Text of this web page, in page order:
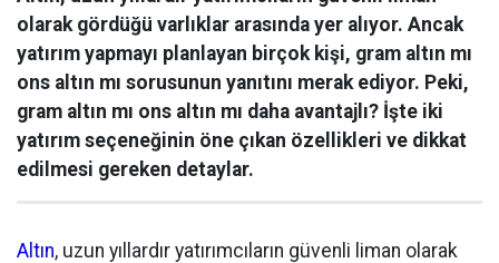
olarak gördüğü varlıklar arasında yer alıyor. Ancak
yatırım yapmayı planlayan birçok kişi, gram altın mı
ons altın mı sorusunun yanıtını merak ediyor. Peki,
gram altın mı ons altın mı daha avantajlı? İşte iki
yatırım seçeneğinin öne çıkan özellikleri ve dikkat
edilmesi gereken detaylar.
Altın, uzun yıllardır yatırımcıların güvenli liman olarak